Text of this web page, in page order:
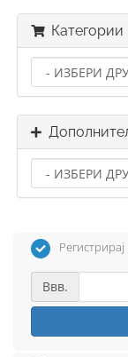
Категории
Ввв.